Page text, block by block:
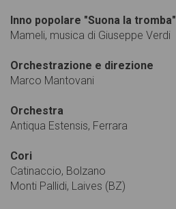
Inno popolare "Suona la tromba"
Mameli, musica di Giuseppe Verdi
Orchestrazione e direzione
Marco Mantovani
Orchestra
Antiqua Estensis, Ferrara
Cori
Catinaccio, Bolzano
Monti Pallidi, Laives (BZ)